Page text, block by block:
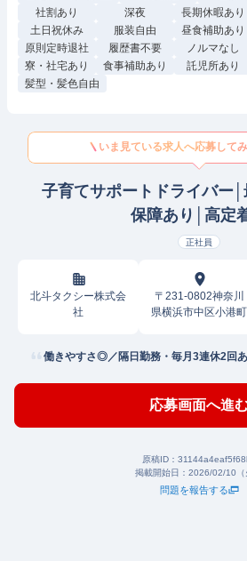
社割あり
深夜 長期休暇あり
土日祝休み
服装自由 昼食補助あり
原則定時退社
履歴書不要 ノルマなし
寮・社宅あり
食事補助あり 託児所あり
髪型・髪色自由
いま見ている求人へ応募して
子育てサポートドライバー│
保障あり│高定
正社員
北斗タクシー株式会
社
〒231-0802神奈川
県横浜市中区小港町
働きやすさ◎／隔日勤務・毎月3連休2回
応募画面へ進
原稿ID：
掲載開始日： 2026/02/10（
問題を報告する